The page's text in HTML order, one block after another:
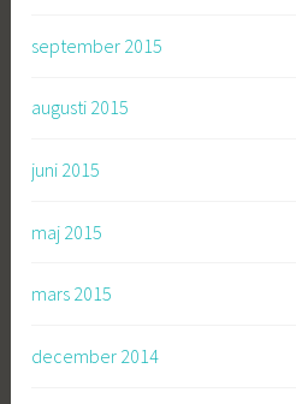
september 2015
augusti 2015
juni 2015
maj 2015
mars 2015
december 2014